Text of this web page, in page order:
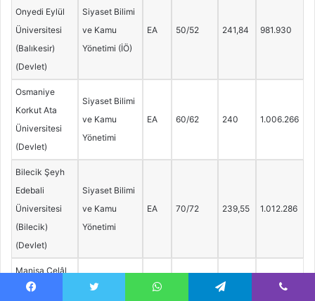
Onyedi Eylül
Üniversitesi
(Balıkesir)
(Devlet)
Siyaset Bilimi
ve Kamu
Yönetimi (İÖ)
EA 50/52 241,84 981.930
Osmaniye
Korkut Ata
Üniversitesi
(Devlet)
Siyaset Bilimi
ve Kamu
Yönetimi
EA 60/62 240 1.006.266
Bilecik Şeyh
Edebali
Üniversitesi
(Bilecik)
(Devlet)
Siyaset Bilimi
ve Kamu
Yönetimi
EA 70/72 239,55 1.012.286
Manisa Celâl
Bayar